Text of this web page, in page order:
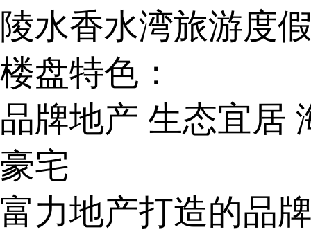
陵水香水湾旅游度
楼盘特色：
品牌地产 生态宜居
豪宅
富力地产打造的品